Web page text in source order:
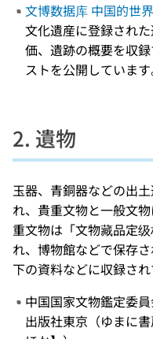
文博数据库 中国的世
文化遺産に登録され
価、遺跡の概要を収
ストを公開しています
2. 遺物
玉器、青銅器などの出
れ、貴重文物と一般文
重文物は「文物藏品定
れ、博物館などで保存
下の資料などに収録され
中国国家文物鑑定委
出版社東京（ゆまに